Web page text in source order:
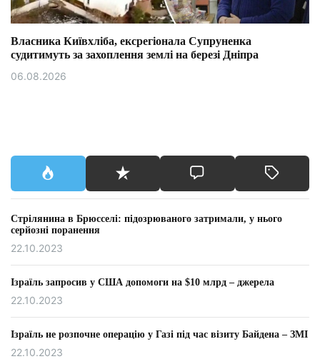
Власника Київхліба, ексрегіонала Супруненка
судитимуть за захоплення землі на березі Дніпра
06.08.2026
Стрілянина в Брюсселі: підозрюваного затримали, у нього
серйозні поранення
22.10.2023
Ізраїль запросив у США допомоги на $10 млрд – джерела
22.10.2023
Ізраїль не розпочне операцію у Газі під час візиту Байдена – ЗМІ
22.10.2023